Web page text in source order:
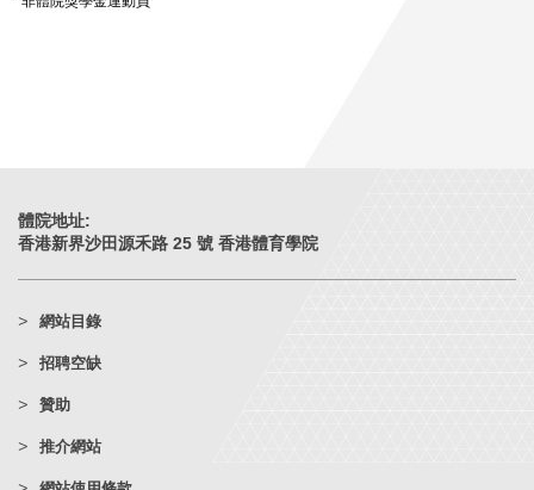
體院地址:
香港新界沙田源禾路 25 號 香港體育學院
網站目錄
招聘空缺
贊助
推介網站